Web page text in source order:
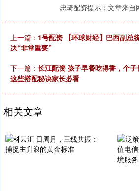
忠琦配资提示：文章来自
上一篇： 1号配资 【环球财经】巴西副总
决“非常重要”
下一篇： 长江配资 孩子早餐吃得香，个子
这些搭配秘诀家长必看
相关文章